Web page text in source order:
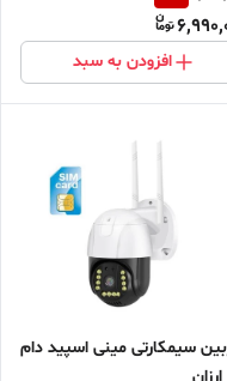
افزودن به سبد
سیمکارتی مینی اسپید دام